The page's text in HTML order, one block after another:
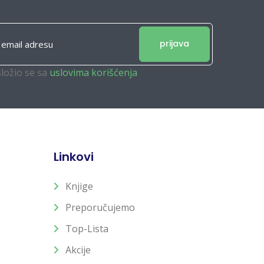
prijava
se sa uslovima korišćenja
Linkovi
Knjige
Preporučujemo
Top-Lista
Akcije